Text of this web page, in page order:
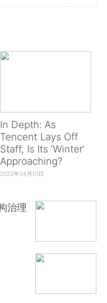
In Depth: As
Tencent Lays Off
Staff, Is Its ‘Winter’
Approaching?
2022年04月01日
治理